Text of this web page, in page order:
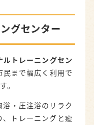
グセンター
ルトレーニングセン
民まで幅広く利用で
。
・圧注浴のリラク
、トレーニングと癒